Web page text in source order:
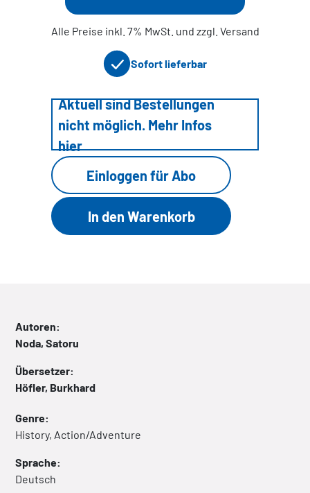
Alle Preise inkl. 7% MwSt. und zzgl. Versand
Sofort lieferbar
Aktuell sind Bestellungen
nicht möglich. Mehr Infos
hier
Einloggen für Abo
Autoren:
Noda, Satoru
Übersetzer:
Höfler, Burkhard
Genre:
History, Action/Adventure
Sprache:
Deutsch